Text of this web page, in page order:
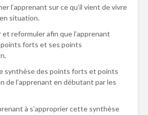
l’apprenant sur ce qu’il vient de vivre
situation.
reformuler afin que l’apprenant
forts et ses points
synthèse des points forts et points
de l’apprenant en débutant par les
à s’approprier cette synthèse